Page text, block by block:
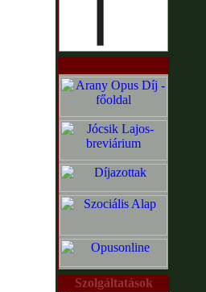
Szolgáltatások